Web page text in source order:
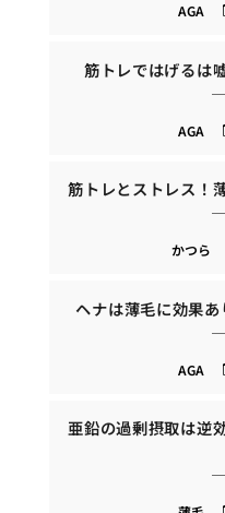
AGA
筋トレではげるは
AGA
筋トレとストレス！
かつら
ヘナは薄毛に効果
AGA
亜鉛の過剰摂取は逆